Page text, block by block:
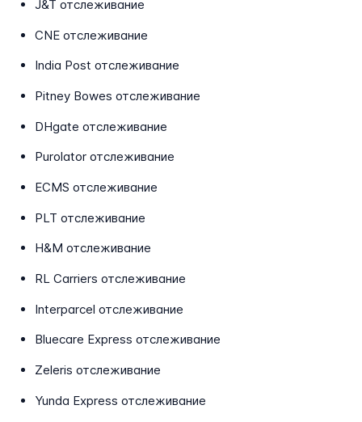
J&T отслеживание
CNE отслеживание
India Post отслеживание
Pitney Bowes отслеживание
DHgate отслеживание
Purolator отслеживание
ECMS отслеживание
PLT отслеживание
H&M отслеживание
RL Carriers отслеживание
Interparcel отслеживание
Bluecare Express отслеживание
Zeleris отслеживание
Yunda Express отслеживание